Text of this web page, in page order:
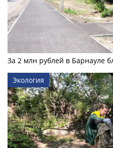
За 2 млн рублей в Барнауле
Экология